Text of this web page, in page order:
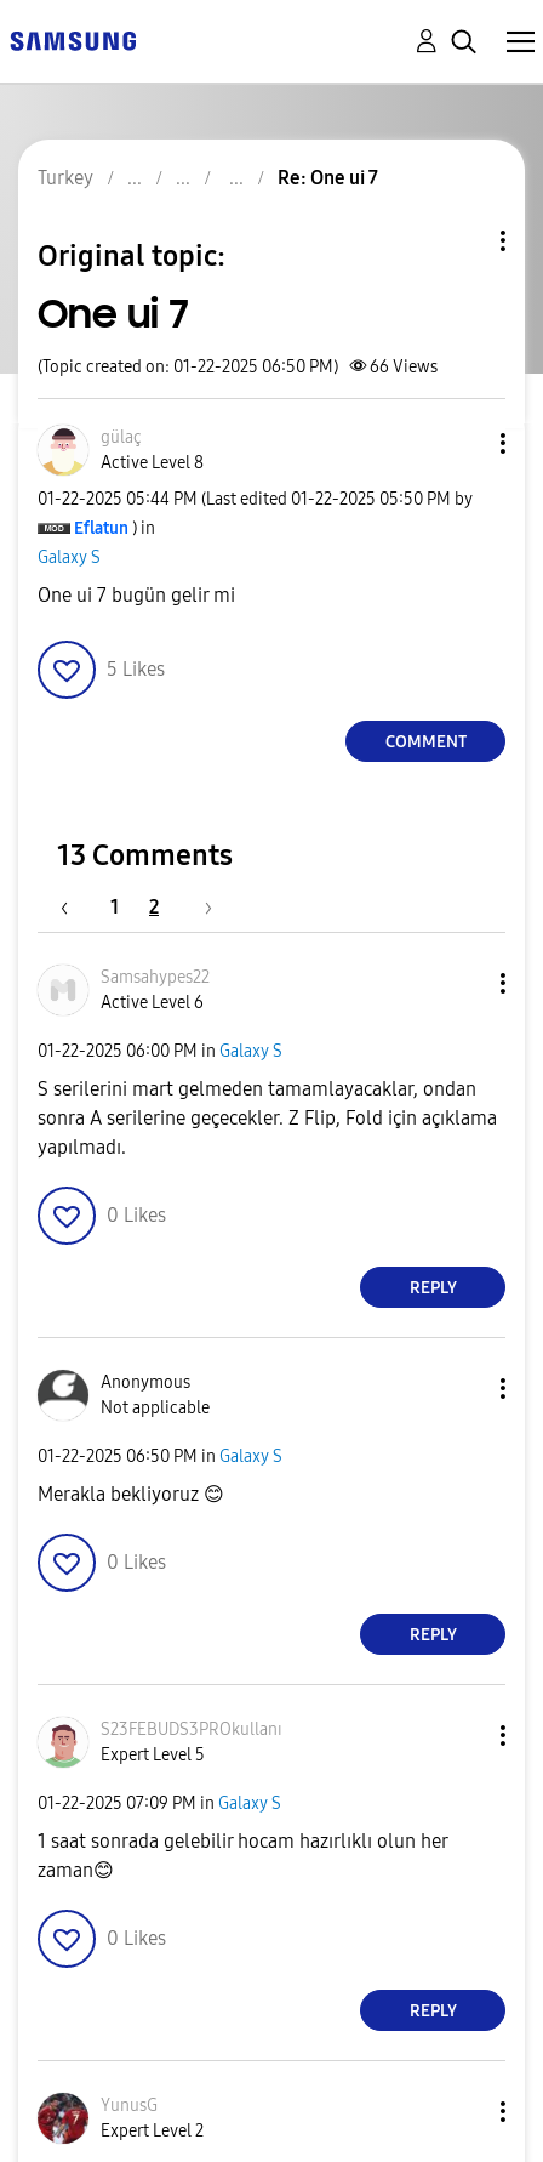
Turkey Re: One ui 7
Original topic:
One ui 7
(Topic created on: 01-22-2025 06:50 PM) 66 Views
gülaç
Active Level 8
‎01-22-2025 05:44 PM (Last edited ‎01-22-2025 05:50 PM by
Eflatun ) in
Galaxy S
One ui 7 bugün gelir mi
5 Likes
COMMENT
13 Comments
1 2
Samsahypes22
Active Level 6
‎01-22-2025 06:00 PM in Galaxy S
S serilerini mart gelmeden tamamlayacaklar, ondan
sonra A serilerine geçecekler. Z Flip, Fold için açıklama
yapılmadı.
0 Likes
REPLY
Anonymous
Not applicable
‎01-22-2025 06:50 PM in Galaxy S
Merakla bekliyoruz 😊
0 Likes
REPLY
S23FEBUDS3PROkullanı
Expert Level 5
‎01-22-2025 07:09 PM in Galaxy S
1 saat sonrada gelebilir hocam hazırlıklı olun her
zaman😊
0 Likes
REPLY
YunusG
Expert Level 2